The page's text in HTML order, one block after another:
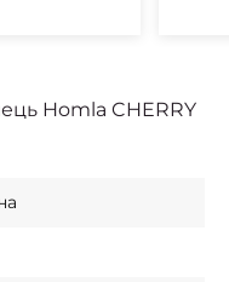
Homla CHERRY